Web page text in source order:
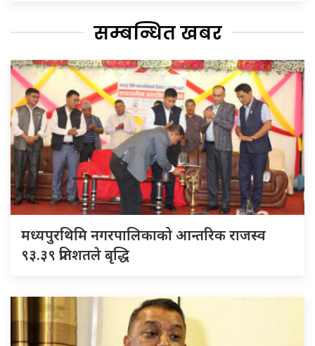
सम्बन्धित खबर
मध्यपुरथिमि नगरपालिकाको आन्तरिक राजस्व
९३.३९ प्रतिशतले बृद्धि